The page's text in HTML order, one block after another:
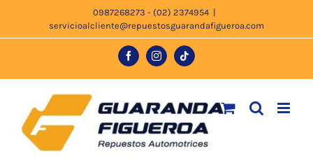
0987268273 - (02) 2374954 |
servicioalcliente@repuestosguarandafigueroa.com
FacebookInstagramTiktok